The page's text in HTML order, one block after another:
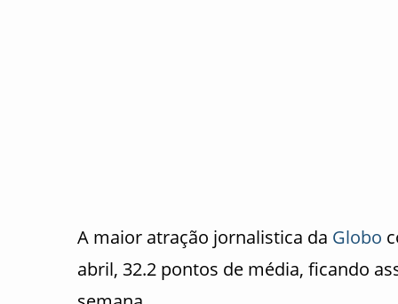
A maior atração jornalistica da Globo
abril, 32.2 pontos de média, ficando